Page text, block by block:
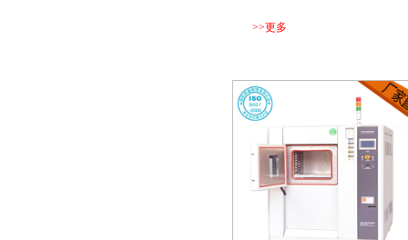
品、化学、建材、医疗、航天等
...
>>更多